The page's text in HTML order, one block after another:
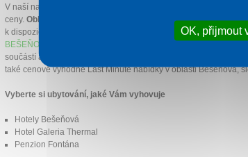
V naší nabídce najdete pouze osvědčené ubytovací kapacity,
ceny. Oblíbené hotely v obci Bešeňová s termálním
k dispozici pro Vaši pohodovou dovolenou a relax. Bydlete v
BEŠEŇOVÁ
součástí areálu Gino Paradise a chodíte neomezeně na bazény
také cenově výhodné Last Minute nabídky v oblasti Bešeňová,
Vyberte si ubytování, jaké Vám vyhovuje
Hotely Bešeňová
Hotel Galeria Thermal
Penzion Fontána
OK, přijmout